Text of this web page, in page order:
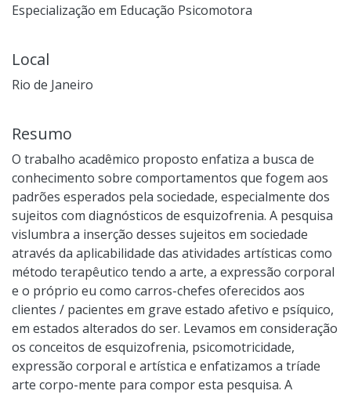
Especialização em Educação Psicomotora
Local
Rio de Janeiro
Resumo
O trabalho acadêmico proposto enfatiza a busca de
conhecimento sobre comportamentos que fogem aos
padrões esperados pela sociedade, especialmente dos
sujeitos com diagnósticos de esquizofrenia. A pesquisa
vislumbra a inserção desses sujeitos em sociedade
através da aplicabilidade das atividades artísticas como
método terapêutico tendo a arte, a expressão corporal
e o próprio eu como carros-chefes oferecidos aos
clientes / pacientes em grave estado afetivo e psíquico,
em estados alterados do ser. Levamos em consideração
os conceitos de esquizofrenia, psicomotricidade,
expressão corporal e artística e enfatizamos a tríade
arte corpo-mente para compor esta pesquisa. A